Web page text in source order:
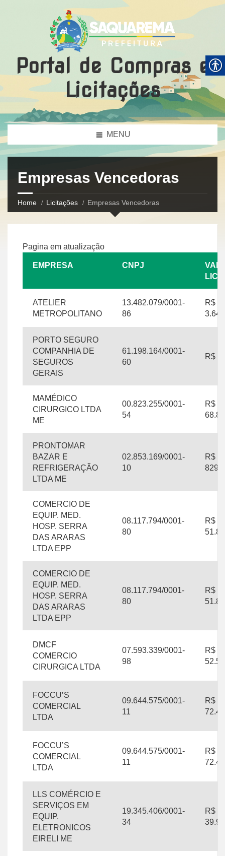
Portal de Compras e
Licitações
MENU
Empresas Vencedoras
Home Licitações Empresas Vencedoras
Pagina em atualização
EMPRESA CNPJ
ATELIER
METROPOLITANO
13.482.079/0001-
86
R$
PORTO SEGURO
COMPANHIA DE
SEGUROS
GERAIS
61.198.164/0001-
60
R$
MAMÉDICO
CIRURGICO LTDA
ME
00.823.255/0001-
54
R$
PRONTOMAR
BAZAR E
REFRIGERAÇÃO
LTDA ME
02.853.169/0001-
10
R$
COMERCIO DE
EQUIP. MED.
HOSP. SERRA
DAS ARARAS
LTDA EPP
08.117.794/0001-
80
R$
COMERCIO DE
EQUIP. MED.
HOSP. SERRA
DAS ARARAS
LTDA EPP
08.117.794/0001-
80
R$
DMCF
COMERCIO
CIRURGICA LTDA
07.593.339/0001-
98
R$
FOCCU’S
COMERCIAL
LTDA
09.644.575/0001-
11
R$
FOCCU’S
COMERCIAL
LTDA
09.644.575/0001-
11
R$
LLS COMÉRCIO E
SERVIÇOS EM
EQUIP.
ELETRONICOS
EIRELI ME
19.345.406/0001-
34
R$